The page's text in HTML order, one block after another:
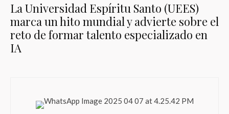
La Universidad Espíritu Santo (UEES)
marca un hito mundial y advierte sobre el
reto de formar talento especializado en
IA